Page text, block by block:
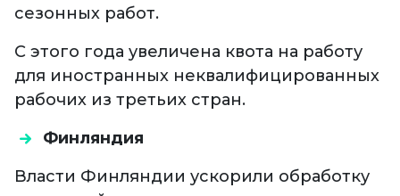
сезонных работ.
С этого года увеличена квота на работу
для иностранных неквалифицированных
рабочих из третьих стран.
Финляндия
Власти Финляндии ускорили обработку